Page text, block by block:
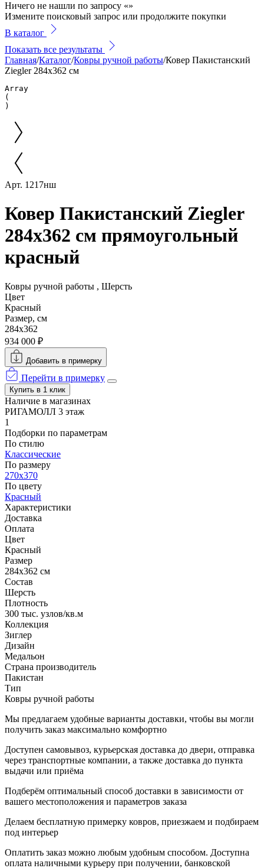
Ничего не нашли по запросу «»
Измените поисковый запрос или продолжите покупки
В каталог
Показать все результаты
Главная/Каталог/Ковры ручной работы/Ковер Пакистанский
Ziegler 284x362 см
Array
(
Арт. 1217нш
Ковер Пакистанский Ziegler
284x362 см прямоугольный
красный
Ковры ручной работы , Шерсть
Цвет
Красный
Размер, см
284x362
934 000 ₽
Добавить в примерку
Перейти в примерку
Купить в 1 клик
Наличие в магазинах
РИГАМОЛЛ 3 этаж
1
Подборки по параметрам
По стилю
Классические
По размеру
270x370
По цвету
Красный
Характеристики
Доставка
Оплата
Цвет
Красный
Размер
284x362 см
Состав
Шерсть
Плотность
300 тыс. узлов/кв.м
Коллекция
Зиглер
Дизайн
Медальон
Страна производитель
Пакистан
Тип
Ковры ручной работы
Мы предлагаем удобные варианты доставки, чтобы вы могли
получить заказ максимально комфортно
Доступен самовывоз, курьерская доставка до двери, отправка
через транспортные компании, а также доставка до пункта
выдачи или приёма
Подберём оптимальный способ доставки в зависимости от
вашего местоположения и параметров заказа
Делаем бесплатную примерку ковров, приезжаем и подбираем
под интерьер
Оплатить заказ можно любым удобным способом. Доступна
оплата наличными курьеру при получении, банковской